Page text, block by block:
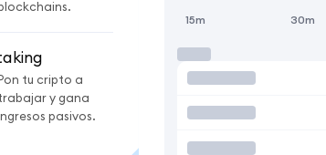
blockchains.
Pon tu cripto a
y gana
pasivos.
15m 30m